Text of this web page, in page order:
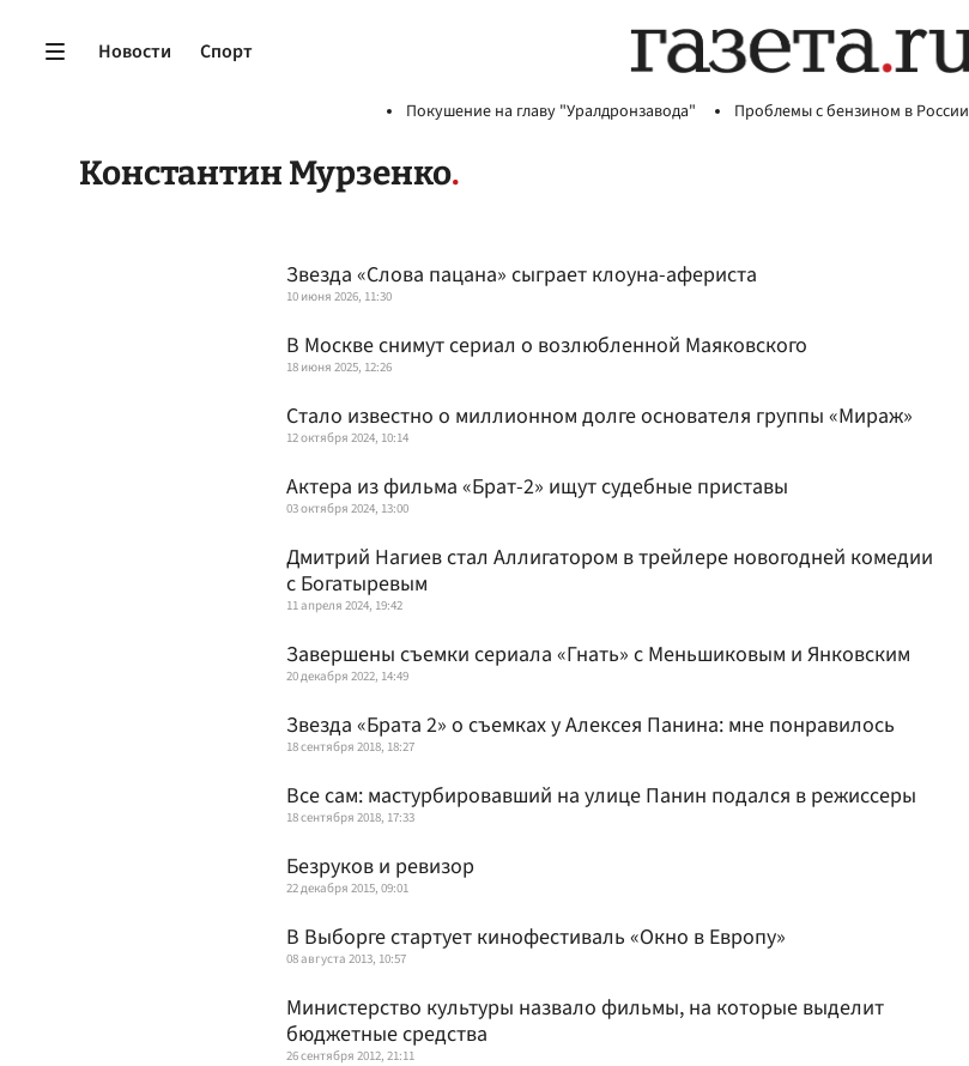
Новости Спорт
Покушение на главу "Уралдронзавода" Проблемы с бензином в России
Константин Мурзенко
Звезда «Слова пацана» сыграет клоуна-афериста
10 июня 2026, 11:30
В Москве снимут сериал о возлюбленной Маяковского
18 июня 2025, 12:26
Стало известно о миллионном долге основателя группы «Мираж»
12 октября 2024, 10:14
Актера из фильма «Брат-2» ищут судебные приставы
03 октября 2024, 13:00
Дмитрий Нагиев стал Аллигатором в трейлере новогодней комедии
с Богатыревым
11 апреля 2024, 19:42
Завершены съемки сериала «Гнать» с Меньшиковым и Янковским
20 декабря 2022, 14:49
Звезда «Брата 2» о съемках у Алексея Панина: мне понравилось
18 сентября 2018, 18:27
Все сам: мастурбировавший на улице Панин подался в режиссеры
18 сентября 2018, 17:33
Безруков и ревизор
22 декабря 2015, 09:01
В Выборге стартует кинофестиваль «Окно в Европу»
08 августа 2013, 10:57
Министерство культуры назвало фильмы, на которые выделит
бюджетные средства
26 сентября 2012, 21:11